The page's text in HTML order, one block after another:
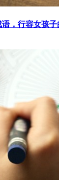
，行容女孩